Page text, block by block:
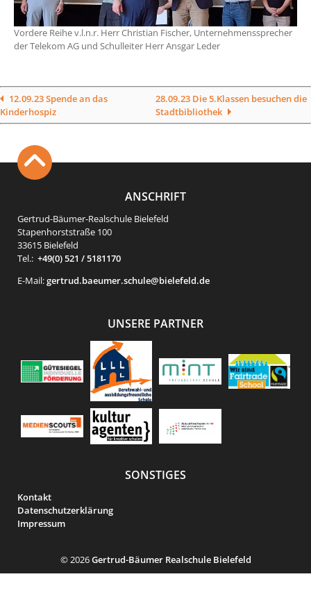
Vordere Reihe v.l.n.r. Herr Christian Fischer, Unternehmenssprecher
der Telekom AG und Schulleiter Herr Ansgar Leder
12.09.23 Spende an das
Kinderhospiz
28.09.23 Die 5.Klassen besuchen die
Stadtbibliothek
ANSCHRIFT
Gertrud-Bäumer-Realschule Bielefeld
Stapenhorststraße 100
33615 Bielefeld
Tel.: +49(0) 521 / 5181170
E-Mail:gertrud.baeumer.schule@bielefeld.de
UNSERE PARTNER
SONSTIGES
Kontakt
Datenschutzerklärung
Impressum
© 2026Gertrud-Bäumer Realschule Bielefeld